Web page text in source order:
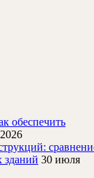
обеспечить
30 июля